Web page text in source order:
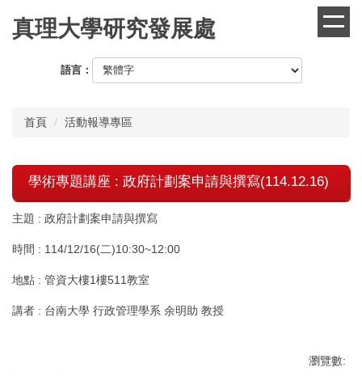
真理大學研究發展處
語言：
首頁 活動報導專區
學術專題講座 : 政府計劃案申請與撰寫(114.12.16)
主題 : 政府計劃案申請與撰寫
時間 : 114/12/16(二)10:30~12:00
地點 : 管資大樓1樓511教室
講者 : 台南大學 行政管理學系 余明助 教授
瀏覽數: